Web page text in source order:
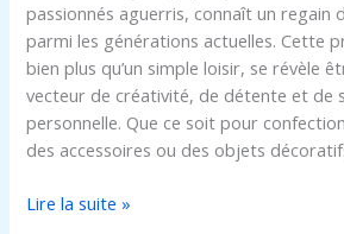
passionnés aguerris, connaît un regain
parmi les générations actuelles. Cette
bien plus qu’un simple loisir, se révèle
vecteur de créativité, de détente et de
personnelle. Que ce soit pour
des accessoires ou des objets
Lire la suite »